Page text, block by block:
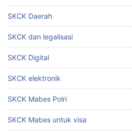
SKCK Daerah
SKCK dan legalisasi
SKCK Digital
SKCK elektronik
SKCK Mabes Polri
SKCK Mabes untuk visa